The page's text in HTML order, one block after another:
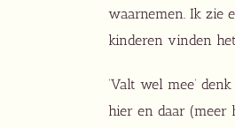
waarnemen. Ik zie
kinderen vinden
‘Valt wel mee’
hier en daar (meer